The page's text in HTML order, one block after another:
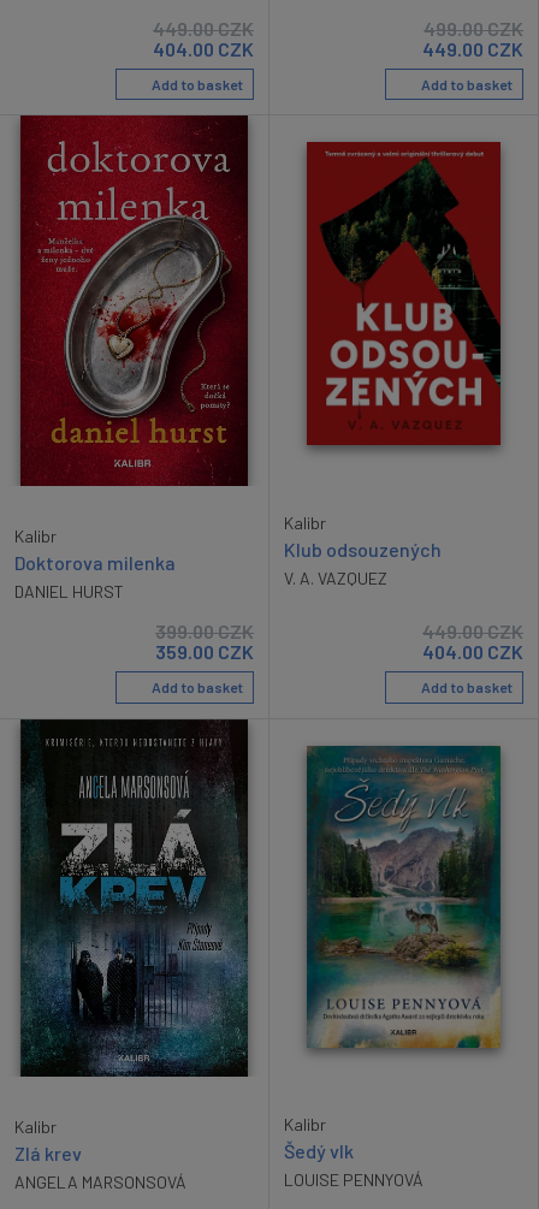
449.00CZK
404.00 CZK
Add to basket
499.00CZK
449.00 CZK
Add to basket
Kalibr
Doktorova milenka
DANIEL HURST
399.00CZK
359.00 CZK
Add to basket
Kalibr
Klub odsouzených
V. A. VAZQUEZ
449.00CZK
404.00 CZK
Add to basket
Kalibr
Zlá krev
ANGELA MARSONSOVÁ
Kalibr
Šedý vlk
LOUISE PENNYOVÁ